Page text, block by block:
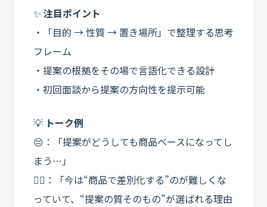
✨ 注目ポイント
・「目的 → 性質 → 置き場所」で整理する思考
フレーム
・提案の根拠をその場で言語化できる設計
・初回面談から提案の方向性を提示可能
💡 トーク例
😔：「提案がどうしても商品ベースになってし
まう…」
💁‍♀️：「今は“商品で差別化する”のが難しくな
っていて、“提案の質そのもの”が選ばれる理由